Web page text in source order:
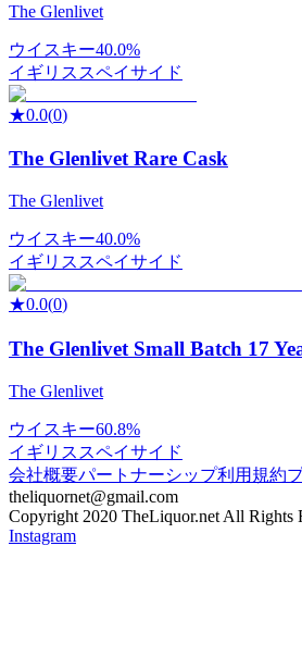
The Glenlivet
ウイスキー40.0%
イギリス スペイサイド
★0.0(0)
The Glenlivet Rare Cask
The Glenlivet
ウイスキー40.0%
イギリス スペイサイド
★0.0(0)
The Glenlivet Small Batch 17
The Glenlivet
ウイスキー60.8%
イギリス スペイサイド
会社概要パートナーシップ利用規約
theliquornet@gmail.com
Copyright 2020 TheLiquor.net All Rights
Instagram